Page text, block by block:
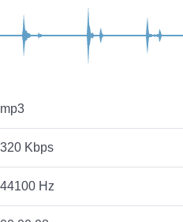
mp3
320 Kbps
44100 Hz